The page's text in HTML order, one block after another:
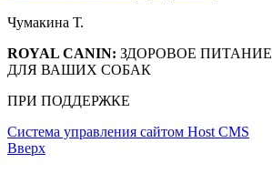
Чумакина Т.
ROYAL CANIN: ЗДОРОВОЕ ПИТАНИЕ
ДЛЯ ВАШИХ СОБАК
ПРИ ПОДДЕРЖКЕ
Система управления сайтом Host CMS
Вверх